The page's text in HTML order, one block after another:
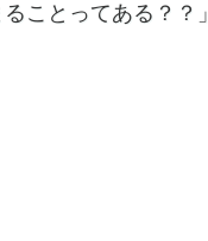
ことってある？？」